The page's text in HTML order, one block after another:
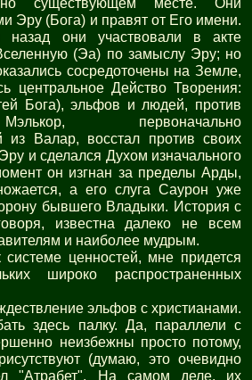
существующем месте. Они
Эру (Бога) и правят от Его имени.
назад они участвовали в акте
(Эа) по замыслу Эру; но
сосредоточены на Земле,
центральное Действо Творения:
Бога), эльфов и людей, против
первоначально
из Валар, восстал против своих
и сделался Духом изначального
он изгнан за пределы Арды,
а его слуга Саурон уже
бывшего Владыки. История с
известна далеко не всем
и наиболее мудрым.
ценностей, мне придется
широко распространенных
эльфов с христианами.
здесь палку. Да, параллели с
неизбежны просто потому,
(думаю, это очевидно
"Атрабет". На самом деле, их